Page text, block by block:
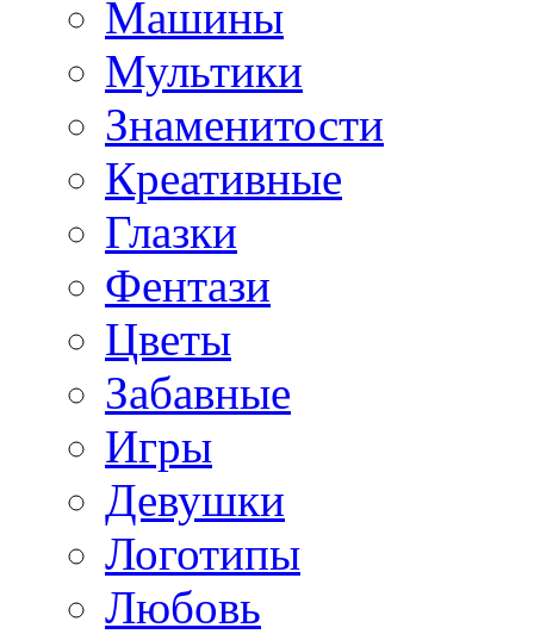
Машины
Мультики
Знаменитости
Креативные
Глазки
Фентази
Цветы
Забавные
Игры
Девушки
Логотипы
Любовь